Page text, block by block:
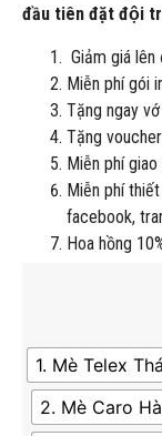
đầu tiên đặt đội
Giảm giá
Miễn phí gói
Tặng ngay
Tặng
Miễn phí
Miễn phí
facebook,
Hoa hồng
1. Mè Telex
2. Mè Caro